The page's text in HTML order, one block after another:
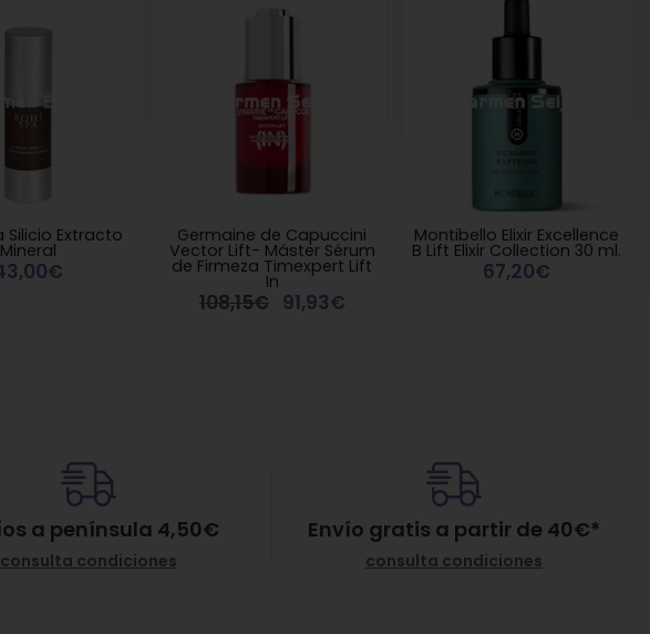
nuestros productos. Por favor, consulte la lista de ingredientes en el
Silicio Extracto
Mineral
Germaine de Capuccini
Vector Lift- Máster Sérum
de Firmeza Timexpert Lift
In
108,15€ 91,93€
Montibello Elixir Excellence
B Lift Elixir Collection 30 ml.
67,20€
a península 4,50€
consulta condiciones
Envío gratis a partir de 40€*
consulta condiciones